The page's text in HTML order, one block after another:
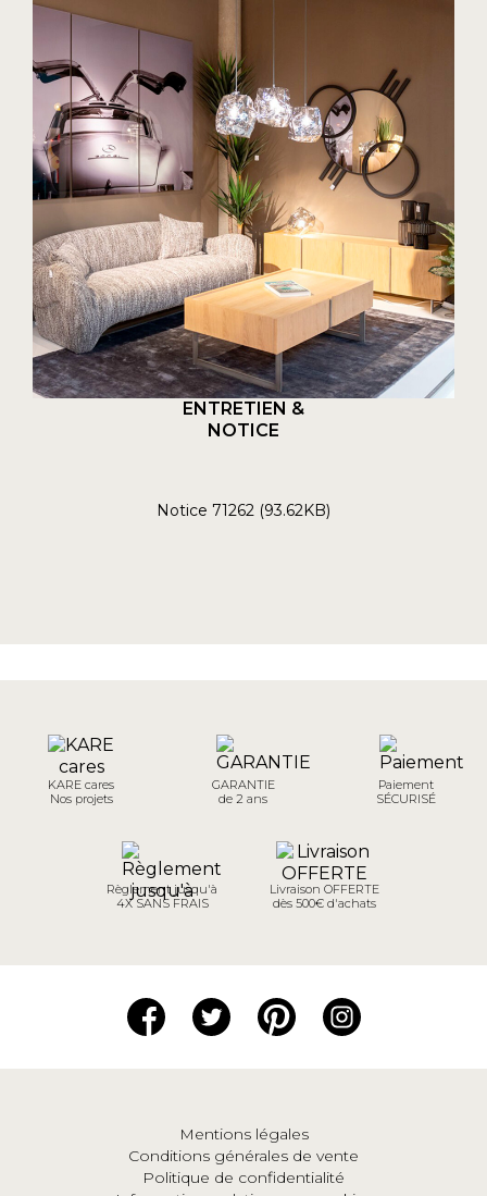
ENTRETIEN &
NOTICE
Notice 71262 (93.62KB)
KARE cares
Nos projets
GARANTIE
de 2 ans
Paiement
SÉCURISÉ
Règlement jusqu'à
4X SANS FRAIS
Livraison OFFERTE
dès 500€ d'achats
Mentions légales
Conditions générales de vente
Politique de confidentialité